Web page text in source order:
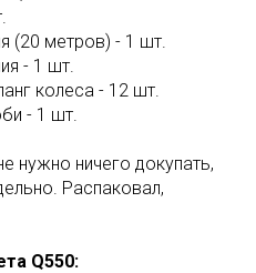
(20 метров) - 1 шт.
- 1 шт.
колеса - 12 шт.
- 1 шт.
нужно ничего докупать,
Распаковал,
Q550: